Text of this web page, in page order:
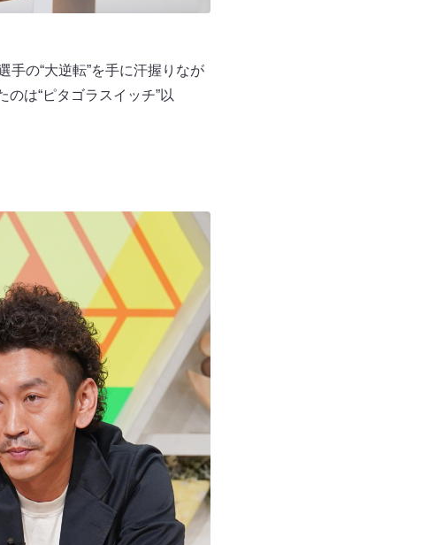
の“大逆転”を手に汗握りなが
は“ピタゴラスイッチ”以